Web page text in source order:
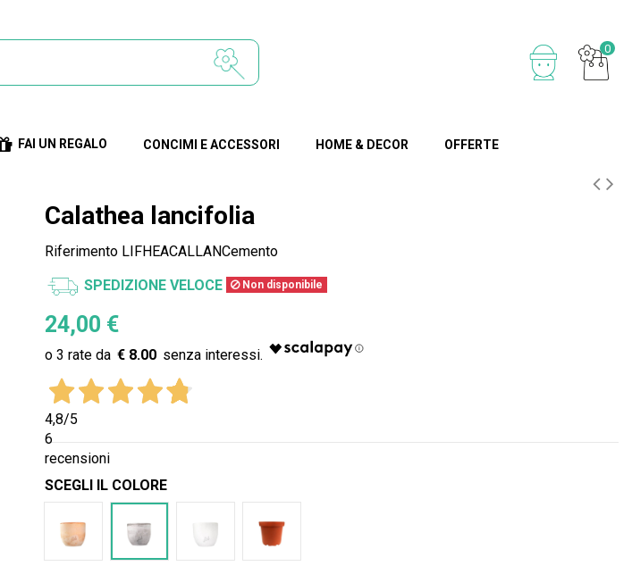
0
FAI UN REGALO CONCIMI E ACCESSORI HOME & DECOR OFFERTE
Calathea lancifolia
Riferimento LIFHEACALLANCemento
SPEDIZIONE VELOCE Non disponibile
24,00 €
€ 8.00
4,8/5
6
recensioni
SCEGLI IL COLORE